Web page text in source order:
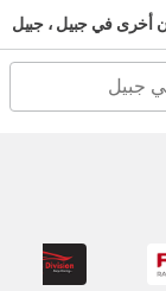
أخرى في جبيل ، جبيل